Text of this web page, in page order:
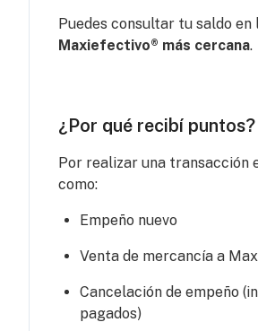
Puedes consultar tu saldo en
Maxiefectivo® más cercana.
¿Por qué recibí puntos?
Por realizar una transacción
como:
Empeño nuevo
Venta de mercancía a
Cancelación de empeño
pagados)